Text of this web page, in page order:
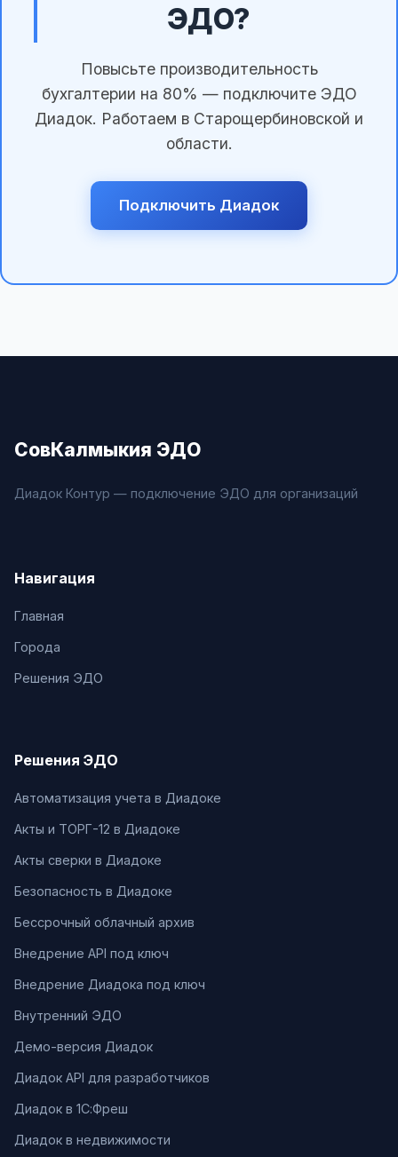
ЭДО?
Повысьте производительность
бухгалтерии на 80% — подключите ЭДО
Диадок. Работаем в Старощербиновской и
области.
Подключить Диадок
СовКалмыкия ЭДО
Диадок Контур — подключение ЭДО для организаций
Навигация
Главная
Города
Решения ЭДО
Решения ЭДО
Автоматизация учета в Диадоке
Акты и ТОРГ-12 в Диадоке
Акты сверки в Диадоке
Безопасность в Диадоке
Бессрочный облачный архив
Внедрение API под ключ
Внедрение Диадока под ключ
Внутренний ЭДО
Демо-версия Диадок
Диадок API для разработчиков
Диадок в 1С:Фреш
Диадок в недвижимости